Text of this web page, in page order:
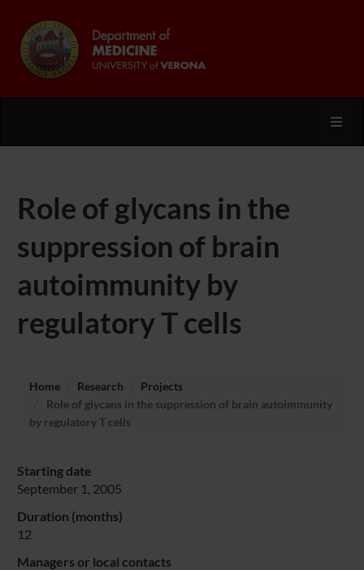
Role of glycans in the
suppression of brain
autoimmunity by
regulatory T cells
Home Research
Projects
Role of glycans in the suppression of brain autoimmunity
by regulatory T cells
Starting date
September 1, 2005
Duration (months)
12
Managers or local contacts